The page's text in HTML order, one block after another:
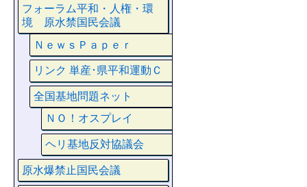
フォーラム平和・人権・環
境 原水禁国民会議
ＮｅｗｓＰａｐｅｒ
リンク 単産･県平和運動Ｃ
全国基地問題ネット
ＮＯ！オスプレイ
ヘリ基地反対協議会
原水爆禁止国民会議